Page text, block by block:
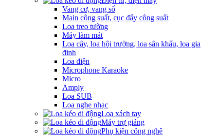
Vang cơ, vang số
Main công suất, cục đẩy công suất
Loa treo tường
Máy làm mát
Loa cây, loa hội trường, loa sân khấu, loa gia
đinh
Loa điện
Microphone Karaoke
Micro
Amply
Loa SUB
Loa nghe nhạc
Loa xách tay
Máy trợ giảng
Phụ kiện công nghệ